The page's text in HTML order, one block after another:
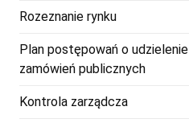
Rozeznanie rynkurozwiń
menu
potomne
Plan postępowań o udzielenie
zamówień publicznych
Kontrola zarządcza